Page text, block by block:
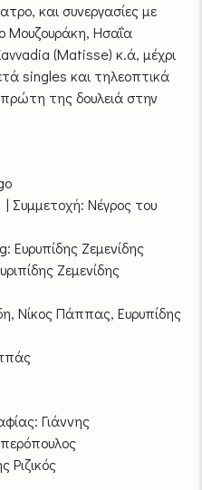
και συνεργασίες με
Μουζουράκη, Ησαΐα
(Matisse) κ.ά, μέχρι
singles και τηλεοπτικά
της δουλειά στην
Συμμετοχή: Νέγρος του
Ζεμενίδης
Ζεμενίδης
Νίκος Πάππας, Ευρυπίδης
Γιάννης